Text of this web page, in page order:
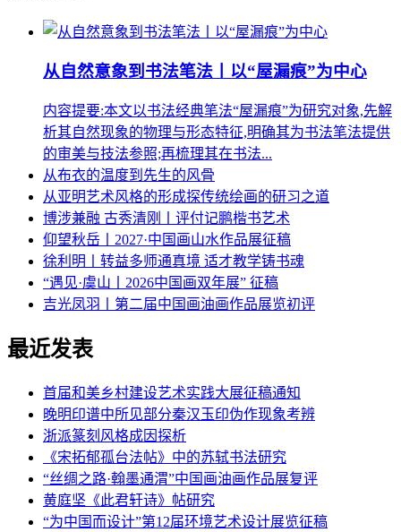
从自然意象到书法笔法丨以“屋漏痕”为中心
内容提要:本文以书法经典笔法“屋漏痕”为研究对象,先解
析其自然现象的物理与形态特征,明确其为书法笔法提供
的审美与技法参照;再梳理其在书法...
从布衣的温度到先生的风骨
从亚明艺术风格的形成探传统绘画的研习之道
博涉兼融 古秀清刚丨评付记鹏楷书艺术
仰望秋岳丨2027·中国画山水作品展征稿
徐利明丨转益多师通真境 适才教学铸书魂
“遇见·虞山丨2026中国画双年展” 征稿
吉光凤羽丨第二届中国画油画作品展览初评
最近发表
首届和美乡村建设艺术实践大展征稿通知
晚明印谱中所见部分秦汉玉印伪作现象考辨
浙派篆刻风格成因探析
《宋拓郁孤台法帖》中的苏轼书法研究
“丝绸之路·翰墨通渭”中国画油画作品展复评
黄庭坚《此君轩诗》帖研究
“为中国而设计”第12届环境艺术设计展览征稿